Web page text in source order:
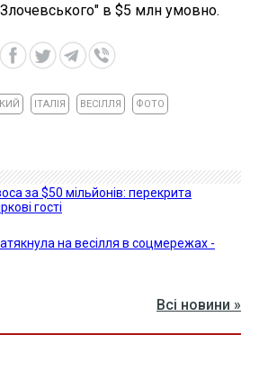
в $5 млн умовно.
ІТАЛІЯ ВЕСІЛЛЯ ФОТО
за $50 мільйонів: перекрита
гості
на весілля в соцмережах -
Всі новини »